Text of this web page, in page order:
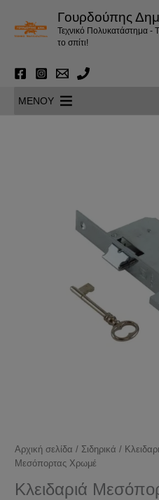
περιεχόμενο
Γουρδούπης
Τεχνικό Πολυκατάστημα -
το σπίτι!
MENOY
Αρχική σελίδα / Σιδηρικά /
Μεσόπορτας Χρωμέ
Κλειδαριά